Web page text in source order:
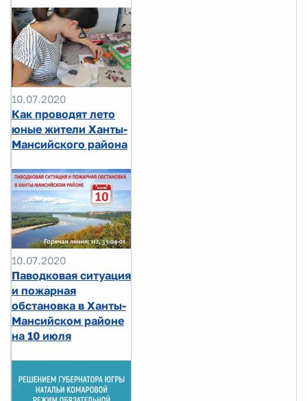
10.07.2020
Как проводят лето
юные жители Ханты-
Мансийского района
10.07.2020
Паводковая ситуация
и пожарная
обстановка в Ханты-
Мансийском районе
на 10 июля